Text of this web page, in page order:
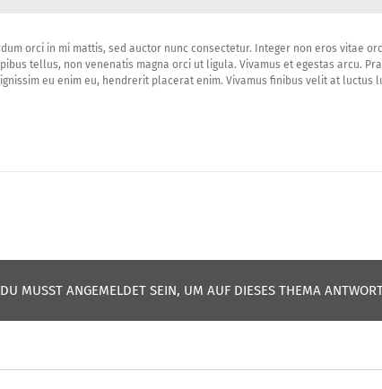
orci in mi mattis, sed auctor nunc consectetur. Integer non eros vitae
tellus, non venenatis magna orci ut ligula. Vivamus et egestas arcu.
eu enim eu, hendrerit placerat enim. Vivamus finibus velit at
DU MUSST ANGEMELDET SEIN, UM AUF DIESES THEMA